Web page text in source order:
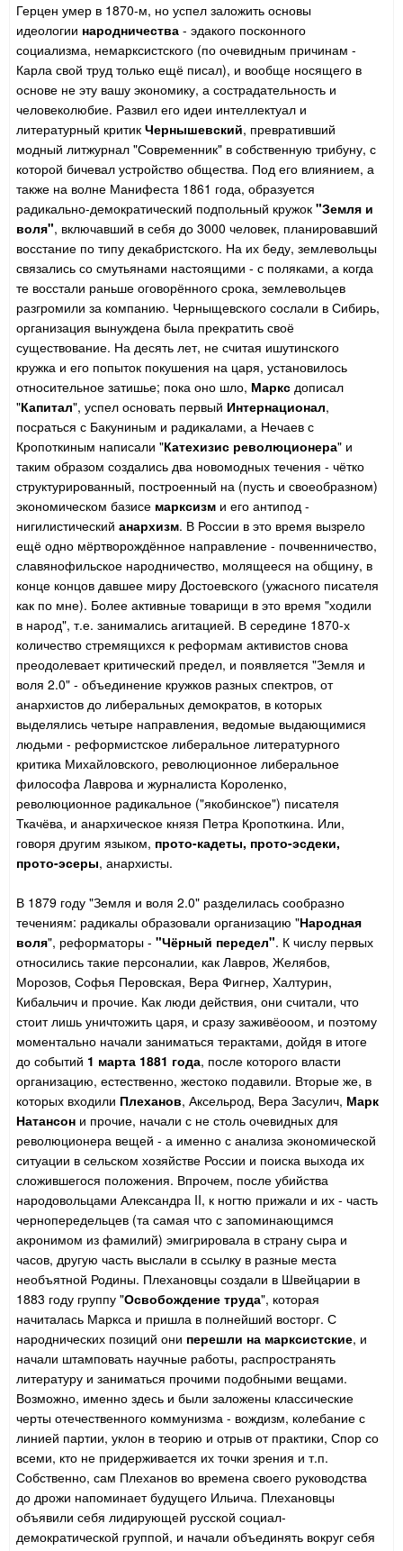
Герцен умер в 1870-м, но успел заложить основы
идеологии народничества - эдакого посконного
социализма, немарксистского (по очевидным причинам -
Карла свой труд только ещё писал), и вообще носящего в
основе не эту вашу экономику, а сострадательность и
человеколюбие. Развил его идеи интеллектуал и
литературный критик Чернышевский, превративший
модный литжурнал "Современник" в собственную трибуну, с
которой бичевал устройство общества. Под его влиянием, а
также на волне Манифеста 1861 года, образуется
радикально-демократический подпольный кружок "Земля и
воля", включавший в себя до 3000 человек, планировавший
восстание по типу декабристского. На их беду, землевольцы
связались со смутьянами настоящими - с поляками, а когда
те восстали раньше оговорённого срока, землевольцев
разгромили за компанию. Черныщевского сослали в Сибирь,
организация вынуждена была прекратить своё
существование. На десять лет, не считая ишутинского
кружка и его попыток покушения на царя, установилось
относительное затишье; пока оно шло, Маркс дописал
"Капитал", успел основать первый Интернационал,
посраться с Бакуниным и радикалами, а Нечаев с
Кропоткиным написали "Катехизис революционера" и
таким образом создались два новомодных течения - чётко
структурированный, построенный на (пусть и своеобразном)
экономическом базисе марксизм и его антипод -
нигилистический анархизм. В России в это время вызрело
ещё одно мёртворождённое направление - почвенничество,
славянофильское народничество, молящееся на общину, в
конце концов давшее миру Достоевского (ужасного писателя
как по мне). Более активные товарищи в это время "ходили
в народ", т.е. занимались агитацией. В середине 1870-х
количество стремящихся к реформам активистов снова
преодолевает критический предел, и появляется "Земля и
воля 2.0" - объединение кружков разных спектров, от
анархистов до либеральных демократов, в которых
выделялись четыре направления, ведомые выдающимися
людьми - реформистское либеральное литературного
критика Михайловского, революционное либеральное
философа Лаврова и журналиста Короленко,
революционное радикальное ("якобинское") писателя
Ткачёва, и анархическое князя Петра Кропоткина. Или,
говоря другим языком, прото-кадеты, прото-эсдеки,
прото-эсеры, анархисты.
В 1879 году "Земля и воля 2.0" разделилась сообразно
течениям: радикалы образовали организацию "Народная
воля", реформаторы - "Чёрный передел". К числу первых
относились такие персоналии, как Лавров, Желябов,
Морозов, Софья Перовская, Вера Фигнер, Халтурин,
Кибальчич и прочие. Как люди действия, они считали, что
стоит лишь уничтожить царя, и сразу заживёооом, и поэтому
моментально начали заниматься терактами, дойдя в итоге
до событий 1 марта 1881 года, после которого власти
организацию, естественно, жестоко подавили. Вторые же, в
которых входили Плеханов, Аксельрод, Вера Засулич, Марк
Натансон и прочие, начали с не столь очевидных для
революционера вещей - а именно с анализа экономической
ситуации в сельском хозяйстве России и поиска выхода их
сложившегося положения. Впрочем, после убийства
народовольцами Александра II, к ногтю прижали и их - часть
чернопередельцев (та самая что с запоминающимся
акронимом из фамилий) эмигрировала в страну сыра и
часов, другую часть выслали в ссылку в разные места
необъятной Родины. Плехановцы создали в Швейцарии в
1883 году группу "Освобождение труда", которая
начиталась Маркса и пришла в полнейший восторг. С
народнических позиций они перешли на марксистские, и
начали штамповать научные работы, распространять
литературу и заниматься прочими подобными вещами.
Возможно, именно здесь и были заложены классические
черты отечественного коммунизма - вождизм, колебание с
линией партии, уклон в теорию и отрыв от практики, Спор со
всеми, кто не придерживается их точки зрения и т.п.
Собственно, сам Плеханов во времена своего руководства
до дрожи напоминает будущего Ильича. Плехановцы
объявили себя лидирующей русской социал-
демократической группой, и начали объединять вокруг себя